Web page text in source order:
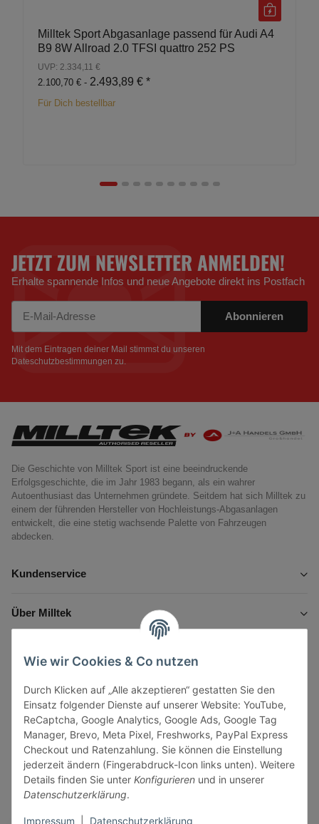
Wie wir Cookies & Co nutzen
Durch Klicken auf „Alle akzeptieren“ gestatten Sie den
Einsatz folgender Dienste auf unserer Website: YouTube,
ReCaptcha, Google Analytics, Google Ads, Google Tag
Manager, Brevo, Meta Pixel, Freshworks, PayPal Express
Checkout und Ratenzahlung. Sie können die Einstellung
jederzeit ändern (Fingerabdruck-Icon links unten). Weitere
Details finden Sie unter Konfigurieren und in unserer
Datenschutzerklärung.
Impressum Datenschutzerklärung
Milltek Sport Abgasanlage passend für Audi A4
B9 8W Allroad 2.0 TFSI quattro 252 PS
UVP: 2.334,11 €
2.100,70 € - 2.493,89 € *
Für Dich bestellbar
JETZT ZUM NEWSLETTER ANMELDEN!
Erhalte spannende Infos und neue Angebote direkt ins Postfach
Abonnieren
Mit dem Eintragen deiner Mail stimmst du unseren
Dateschutzbestimmungen zu.
Die Geschichte von Milltek Sport ist eine beeindruckende
Erfolgsgeschichte, die im Jahr 1983 begann, als ein wahrer
Autoenthusiast das Unternehmen gründete. Seitdem hat sich Milltek zu
einem der führenden Hersteller von Hochleistungs-Abgasanlagen
entwickelt, die eine stetig wachsende Palette von Fahrzeugen
abdecken.
Kundenservice
Über Milltek
Gesetzliche Informationen
Vertrag widerrufen
Sicher bezahlen via: